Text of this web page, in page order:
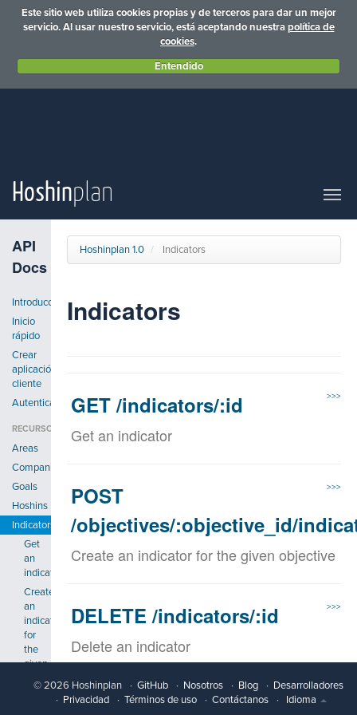
Este sitio web utiliza cookies propias y de terceros para dar un mejor
servicio. Al usar nuestro servicio, está aceptando nuestrapolítica de
cookies.
Entendido
Hoshinplan
API
Docs
Introducción
Inicio
rápido
Crear
aplicación
cliente
Autenticación
RECURSOS
Areas
Companies
Goals
Hoshins
Indicators
Get
an
indicator
Create
an
indicator
for
the
given
Hoshinplan 1.0 Indicators
Indicators
>>>
GET /indicators/:id
Get an indicator
>>>
POST
/objectives/:objective_id/
Create an indicator for the given objective
>>>
DELETE /indicators/:id
Delete an indicator
PUT /indicators/:id
© 2026 Hoshinplan GitHub Nosotros Blog
Desarrolladores
Privacidad
Términos de uso Contáctanos Idioma